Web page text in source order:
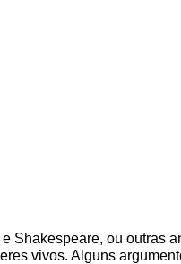
Shakespeare, ou outras
vivos. Alguns